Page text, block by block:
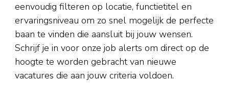
eenvoudig filteren op locatie, functietitel en
ervaringsniveau om zo snel mogelijk de perfecte
baan te vinden die aansluit bij jouw wensen.
Schrijf je in voor onze job alerts om direct op de
hoogte te worden gebracht van nieuwe
vacatures die aan jouw criteria voldoen.